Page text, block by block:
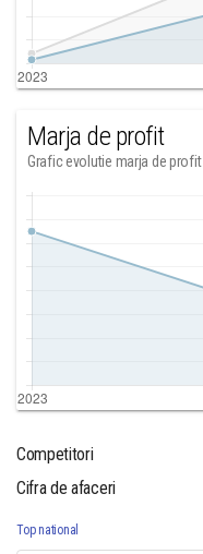
Marja de profit
Grafic evolutie marja de profit
Competitori
Cifra de afaceri
Top national